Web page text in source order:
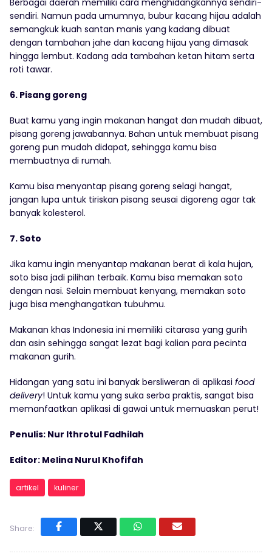
Berbagai daerah memiliki cara menghidangkannya sendiri-
sendiri. Namun pada umumnya, bubur kacang hijau adalah
semangkuk kuah santan manis yang kadang dibuat
dengan tambahan jahe dan kacang hijau yang dimasak
hingga lembut. Kadang ada tambahan ketan hitam serta
roti tawar.
6. Pisang goreng
Buat kamu yang ingin makanan hangat dan mudah dibuat,
pisang goreng jawabannya. Bahan untuk membuat pisang
goreng pun mudah didapat, sehingga kamu bisa
membuatnya di rumah.
Kamu bisa menyantap pisang goreng selagi hangat,
jangan lupa untuk tiriskan pisang seusai digoreng agar tak
banyak kolesterol.
7. Soto
Jika kamu ingin menyantap makanan berat di kala hujan,
soto bisa jadi pilihan terbaik. Kamu bisa memakan soto
dengan nasi. Selain membuat kenyang, memakan soto
juga bisa menghangatkan tubuhmu.
Makanan khas Indonesia ini memiliki citarasa yang gurih
dan asin sehingga sangat lezat bagi kalian para pecinta
makanan gurih.
Hidangan yang satu ini banyak bersliweran di aplikasi food
delivery! Untuk kamu yang suka serba praktis, sangat bisa
memanfaatkan aplikasi di gawai untuk memuaskan perut!
Penulis: Nur Ithrotul Fadhilah
Editor: Melina Nurul Khofifah
artikel kuliner
Share: